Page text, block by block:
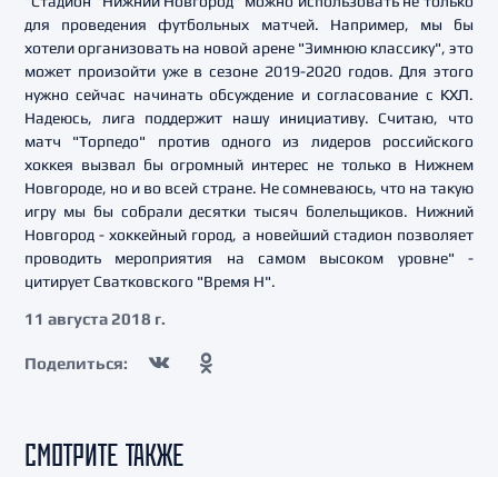
для проведения футбольных матчей. Например, мы бы
хотели организовать на новой арене "Зимнюю классику", это
может произойти уже в сезоне 2019-2020 годов. Для этого
нужно сейчас начинать обсуждение и согласование с КХЛ.
Надеюсь, лига поддержит нашу инициативу. Считаю, что
матч "Торпедо" против одного из лидеров российского
хоккея вызвал бы огромный интерес не только в Нижнем
Новгороде, но и во всей стране. Не сомневаюсь, что на такую
игру мы бы собрали десятки тысяч болельщиков. Нижний
Новгород - хоккейный город, а новейший стадион позволяет
проводить мероприятия на самом высоком уровне" -
цитирует Сватковского "Время Н".
11 августа 2018 г.
Поделиться:
СМОТРИТЕ ТАКЖЕ